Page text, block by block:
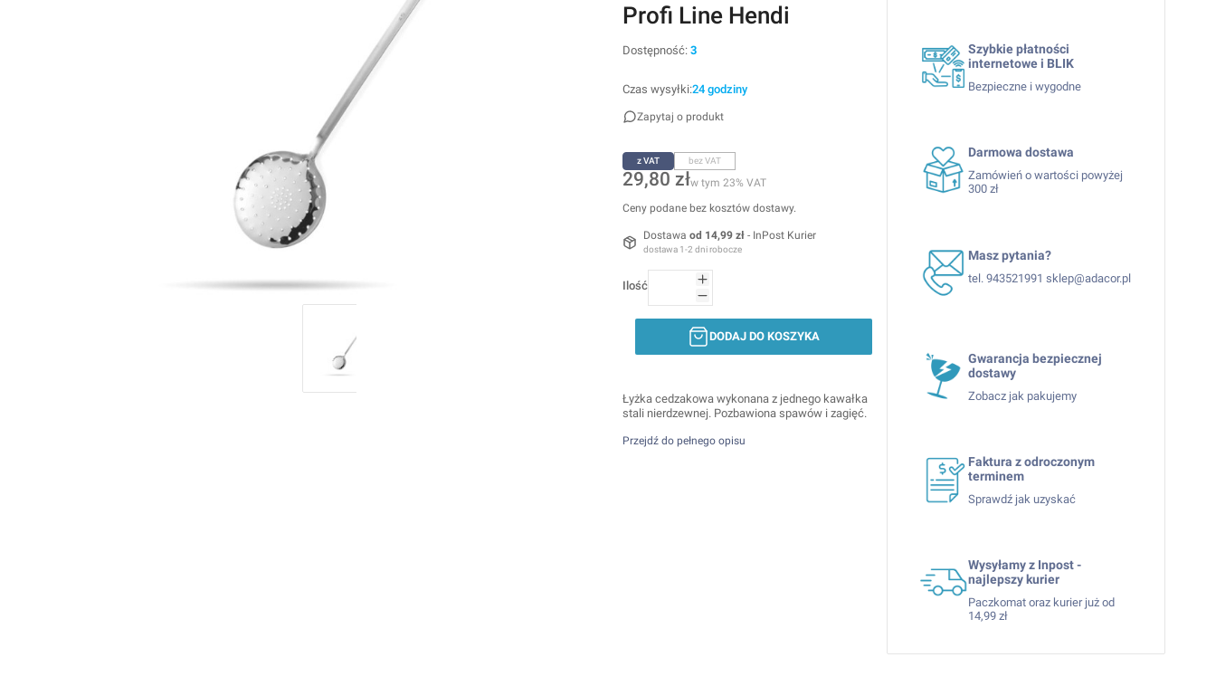
Profi Line Hendi
Dostępność: 3
Czas wysyłki:24 godziny
Zapytaj o produkt
z VAT bez VAT
Cena
29,80 złw tym 23% VAT
w tym 23% VAT
Ceny podane bez kosztów dostawy.
Dostawa od 14,99 zł - InPost Kurier
dostawa 1-2 dni robocze
Ilość
DODAJ DO KOSZYKA
Łyżka cedzakowa wykonana z jednego kawałka
stali nierdzewnej. Pozbawiona spawów i zagięć.
Przejdź do pełnego opisu
Szybkie płatności
internetowe i BLIK
Bezpieczne i wygodne
Darmowa dostawa
Zamówień o wartości powyżej
300 zł
Masz pytania?
tel. 943521991 sklep@adacor.pl
Gwarancja bezpiecznej
dostawy
Zobacz jak pakujemy
Faktura z odroczonym
terminem
Sprawdź jak uzyskać
Wysyłamy z Inpost -
najlepszy kurier
Paczkomat oraz kurier już od
14,99 zł